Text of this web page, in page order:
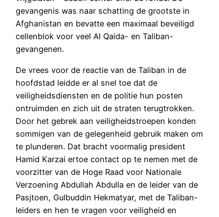
gevangenis was naar schatting de grootste in
Afghanistan en bevatte een maximaal beveiligd
cellenblok voor veel Al Qaida- en Taliban-
gevangenen.
De vrees voor de reactie van de Taliban in de
hoofdstad leidde er al snel toe dat de
veiligheidsdiensten en de politie hun posten
ontruimden en zich uit de straten terugtrokken.
Door het gebrek aan veiligheidstroepen konden
sommigen van de gelegenheid gebruik maken om
te plunderen. Dat bracht voormalig president
Hamid Karzai ertoe contact op te nemen met de
voorzitter van de Hoge Raad voor Nationale
Verzoening Abdullah Abdulla en de leider van de
Pasjtoen, Gulbuddin Hekmatyar, met de Taliban-
leiders en hen te vragen voor veiligheid en